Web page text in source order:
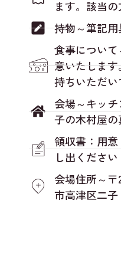
ます。該当
持物～筆記用
食事につい
意いたしま
持ちいただい
会場～キッ
子の木村屋の
領収書：用
し出ください
会場住所～〒
市高津区二